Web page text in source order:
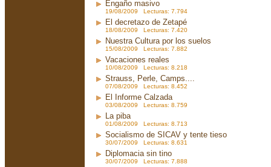
Engaño masivo
19/08/2009 Lecturas: 7.794
El decretazo de Zetapé
18/08/2009 Lecturas: 7.420
Nuestra Cultura por los suelos
15/08/2009 Lecturas: 7.882
Vacaciones reales
10/08/2009 Lecturas: 8.218
Strauss, Perle, Camps....
07/08/2009 Lecturas: 8.452
El Informe Calzada
03/08/2009 Lecturas: 8.759
La piba
01/08/2009 Lecturas: 8.713
Socialismo de SICAV y tente tieso
30/07/2009 Lecturas: 8.631
Diplomacia sin tino
30/07/2009 Lecturas: 7.888